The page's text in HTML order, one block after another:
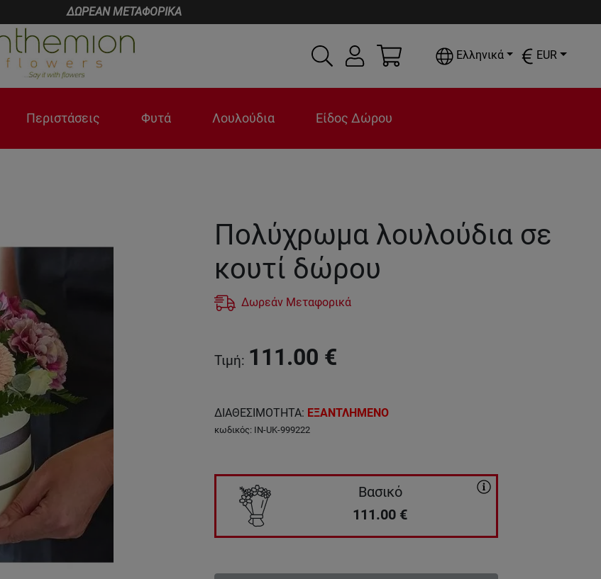
ΔΩΡΕΑΝ ΜΕΤΑΦΟΡΙΚΑ
Ελληνικά EUR
Περιστάσεις Φυτά Λουλούδια Είδος Δώρου
Πολύχρωμα λουλούδια σε
κουτί δώρου
Δωρεάν Μεταφορικά
Τιμή: 111.00 €
ΔΙΑΘΕΣΙΜΟΤΗΤΑ: ΕΞΑΝΤΛΗΜΕΝΟ
κωδικός: IN-UK-999222
Βασικό
111.00 €